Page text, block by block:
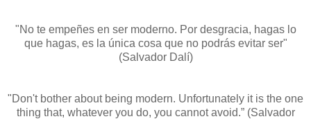
"No te empeñes en ser moderno. Por desgracia, hagas lo
que hagas, es la única cosa que no podrás evitar ser"
(Salvador Dalí)
"Don't bother about being modern. Unfortunately it is the one
thing that, whatever you do, you cannot avoid.” (Salvador